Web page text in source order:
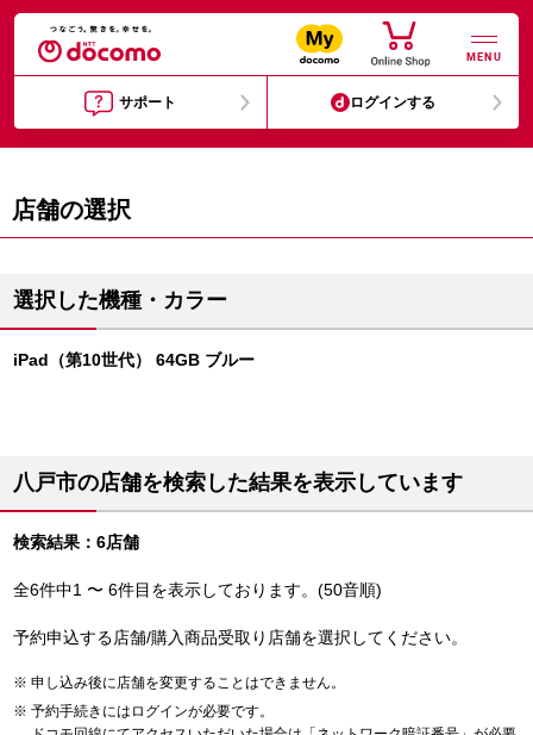
MENU
サポート ログインする
店舗の選択
選択した機種・カラー
iPad（第10世代） 64GB ブルー
八戸市の店舗を検索した結果を表示しています
検索結果：6店舗
全6件中1 〜 6件目を表示しております。(50音順)
予約申込する店舗/購入商品受取り店舗を選択してください。
申し込み後に店舗を変更することはできません。
予約手続きにはログインが必要です。